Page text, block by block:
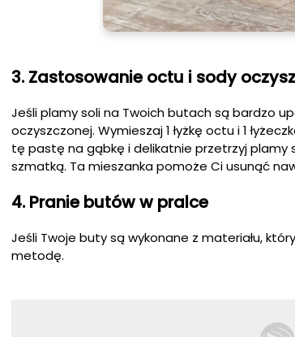
3. Zastosowanie octu i sody
Jeśli plamy soli na Twoich butach są bardzo
oczyszczonej. Wymieszaj 1 łyżkę octu i 1
tę pastę na gąbkę i delikatnie przetrzyj plamy
szmatką. Ta mieszanka pomoże Ci usunąć
4. Pranie butów w pralce
Jeśli Twoje buty są wykonane z materiału,
metodę.